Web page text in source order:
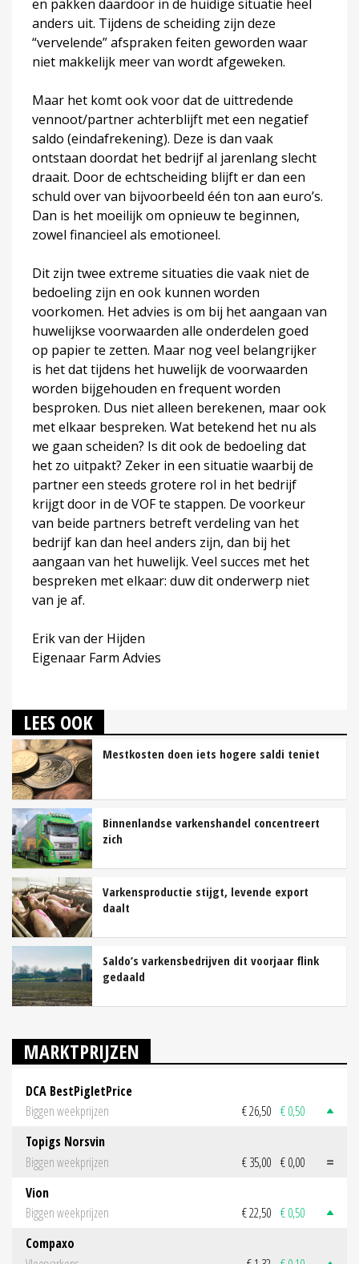
en pakken daardoor in de huidige situatie heel
anders uit. Tijdens de scheiding zijn deze
“vervelende” afspraken feiten geworden waar
niet makkelijk meer van wordt afgeweken.
Maar het komt ook voor dat de uittredende
vennoot/partner achterblijft met een negatief
saldo (eindafrekening). Deze is dan vaak
ontstaan doordat het bedrijf al jarenlang slecht
draait. Door de echtscheiding blijft er dan een
schuld over van bijvoorbeeld één ton aan euro’s.
Dan is het moeilijk om opnieuw te beginnen,
zowel financieel als emotioneel.
Dit zijn twee extreme situaties die vaak niet de
bedoeling zijn en ook kunnen worden
voorkomen. Het advies is om bij het aangaan van
huwelijkse voorwaarden alle onderdelen goed
op papier te zetten. Maar nog veel belangrijker
is het dat tijdens het huwelijk de voorwaarden
worden bijgehouden en frequent worden
besproken. Dus niet alleen berekenen, maar ook
met elkaar bespreken. Wat betekend het nu als
we gaan scheiden? Is dit ook de bedoeling dat
het zo uitpakt? Zeker in een situatie waarbij de
partner een steeds grotere rol in het bedrijf
krijgt door in de VOF te stappen. De voorkeur
van beide partners betreft verdeling van het
bedrijf kan dan heel anders zijn, dan bij het
aangaan van het huwelijk. Veel succes met het
bespreken met elkaar: duw dit onderwerp niet
van je af.
Erik van der Hijden
Eigenaar Farm Advies
LEES OOK
Mestkosten doen iets hogere saldi teniet
Binnenlandse varkenshandel concentreert
zich
Varkensproductie stijgt, levende export
daalt
Saldo’s varkensbedrijven dit voorjaar flink
gedaald
MARKTPRIJZEN
DCA BestPigletPrice
Biggen weekprijzen
€ 26,50 € 0,50
Topigs Norsvin
Biggen weekprijzen
€ 35,00 € 0,00
Vion
Biggen weekprijzen
€ 22,50 € 0,50
Compaxo